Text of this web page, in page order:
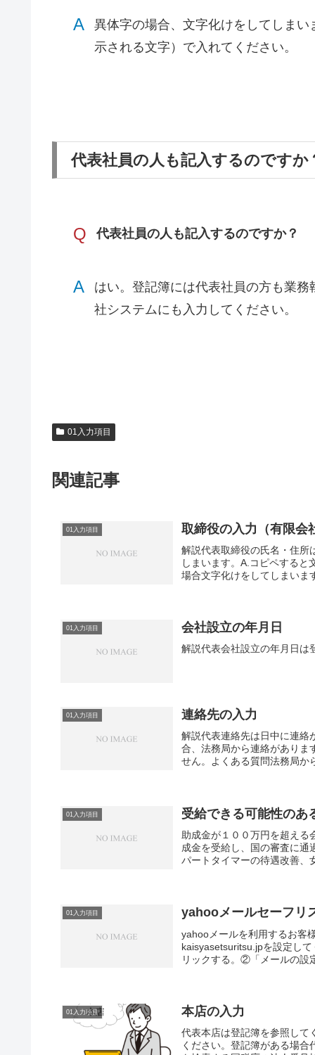
A
異体字の場合、文字化けをしてしま
示される文字）で入れてください。
代表社員の人も記入するのですか
Q 代表社員の人も記入するのですか？
A
はい。登記簿には代表社員の方も業
社システムにも入力してください。
01入力項目
関連記事
01入力項目 取締役の入力（有限会
解説代表取締役の氏名・住所
しまいます。A.コピペする
場合文字化けをしてしまいま
01入力項目 会社設立の年月日
解説代表会社設立の年月日は
01入力項目 連絡先の入力
解説代表連絡先は日中に連絡
合、法務局から連絡がありま
せん。よくある質問法務局か
01入力項目 受給できる可能性のあ
助成金が１００万円を超える
成金を受給し、国の審査に通
パートタイマーの待遇改善、
01入力項目 yahooメールセーフリ
yahooメールを利用するお客
kaisyasetsuritsu.jpを設定し
リックする。②「メールの
01入力項目 本店の入力
代表本店は登記簿を参照して
ください。登記簿がある場